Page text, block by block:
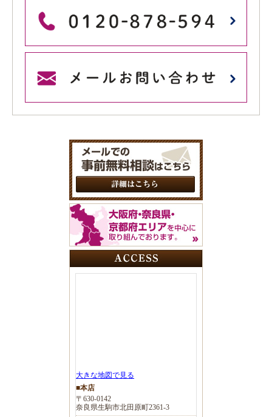
大きな地図で見る
■本店
〒630-0142
奈良県生駒市北田原町2361-3